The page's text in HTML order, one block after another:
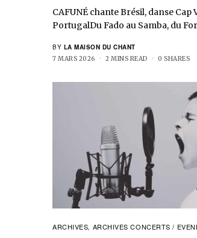
CAFUNÉ chante Brésil, danse Cap
PortugalDu Fado au Samba, du
BY LA MAISON DU CHANT
7 MARS 2026 2 MINS READ 0 SHARES
ARCHIVES, ARCHIVES CONCERTS /